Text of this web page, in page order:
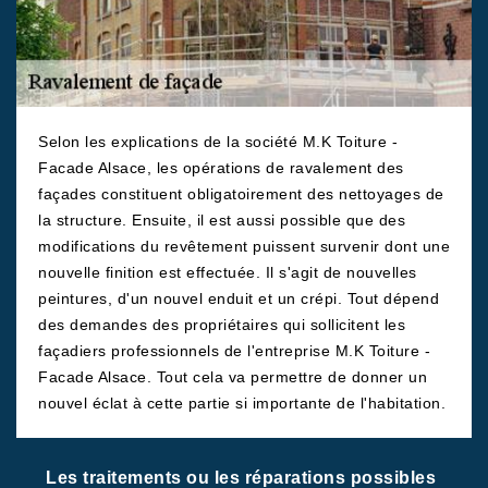
Selon les explications de la société M.K Toiture -
Facade Alsace, les opérations de ravalement des
façades constituent obligatoirement des nettoyages de
la structure. Ensuite, il est aussi possible que des
modifications du revêtement puissent survenir dont une
nouvelle finition est effectuée. Il s'agit de nouvelles
peintures, d'un nouvel enduit et un crépi. Tout dépend
des demandes des propriétaires qui sollicitent les
façadiers professionnels de l'entreprise M.K Toiture -
Facade Alsace. Tout cela va permettre de donner un
nouvel éclat à cette partie si importante de l'habitation.
Les traitements ou les réparations possibles